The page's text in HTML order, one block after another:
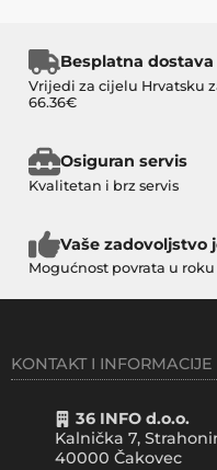
Besplatna dostava
Vrijedi za cijelu Hrvatsku
66.36€
Osiguran servis
Kvalitetan i brz servis
Vaše zadovoljstvo
Mogućnost povrata u roku
KONTAKT I INFORMACIJE
36 INFO d.o.o.
Kalnička 7,
40000 Čakovec